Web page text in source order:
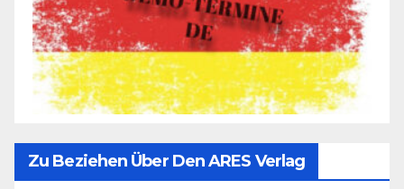
Zu Beziehen Über Den ARES Verlag